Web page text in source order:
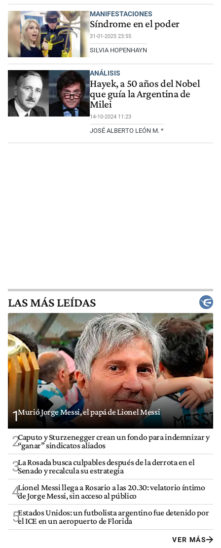
MANIFESTACIONES
Síndrome en el poder
31-01-2025 23:55
SILVIA HOPENHAYN
ANÁLISIS
Hayek, a 50 años del Nobel
que guía la Argentina de
Milei
14-10-2024 11:23
JOSÉ ALBERTO LEÓN M. *
LAS MÁS LEÍDAS
1Murió Jorge Messi, el papá de Lionel Messi
2Caputo y Sturzenegger crean un fondo para indemnizar y
“ganar” sindicatos aliados
3La Rosada busca culpables después de la derrota en el
Senado y recalcula su estrategia
4Lionel Messi llega a Rosario a las 20.30: velatorio íntimo
de Jorge Messi, sin acceso al público
5Estados Unidos: un futbolista argentino fue detenido por
el ICE en un aeropuerto de Florida
VER MÁS